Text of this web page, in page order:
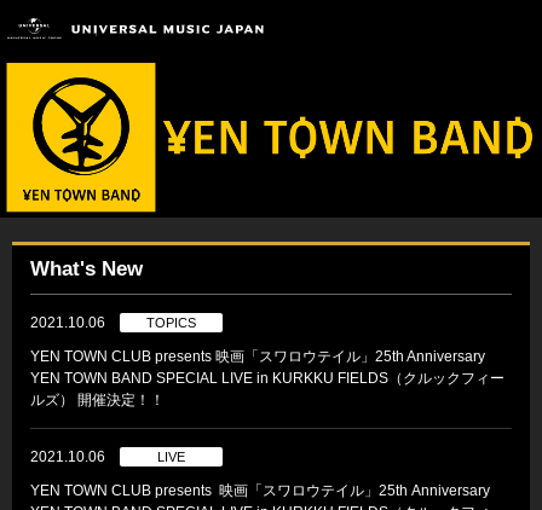
What's New
2021.10.06 TOPICS
YEN TOWN CLUB presents 映画「スワロウテイル」25th Anniversary
YEN TOWN BAND SPECIAL LIVE in KURKKU FIELDS（クルックフィー
ルズ） 開催決定！！
2021.10.06 LIVE
YEN TOWN CLUB presents 映画「スワロウテイル」25th Anniversary